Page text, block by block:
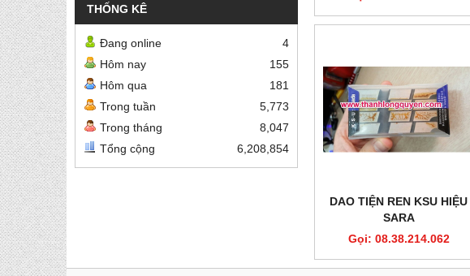
THỐNG KÊ
Đang online
4
Hôm nay
155
Hôm qua
181
Trong tuần
5,773
Trong tháng
8,047
Tổng cộng
6,208,854
DAO TIỆN REN KSU HIỆU
SARA
Gọi: 08.38.214.062